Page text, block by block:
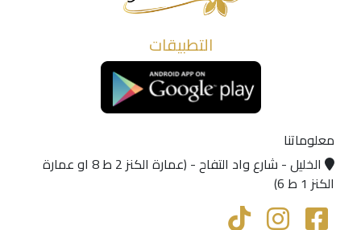
التطبيقات
معلوماتنا
الخليل - شارع واد التفاح - (عمارة الكنز 2 ط 8 او عمارة
الكنز 1 ط 6)